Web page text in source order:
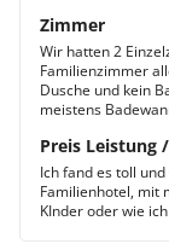
Zimmer
Wir hatten 2
Familienzimmer
Dusche und kein
meistens
Preis Leistung
Ich fand es toll
Familienhotel, mit
KInder oder wie